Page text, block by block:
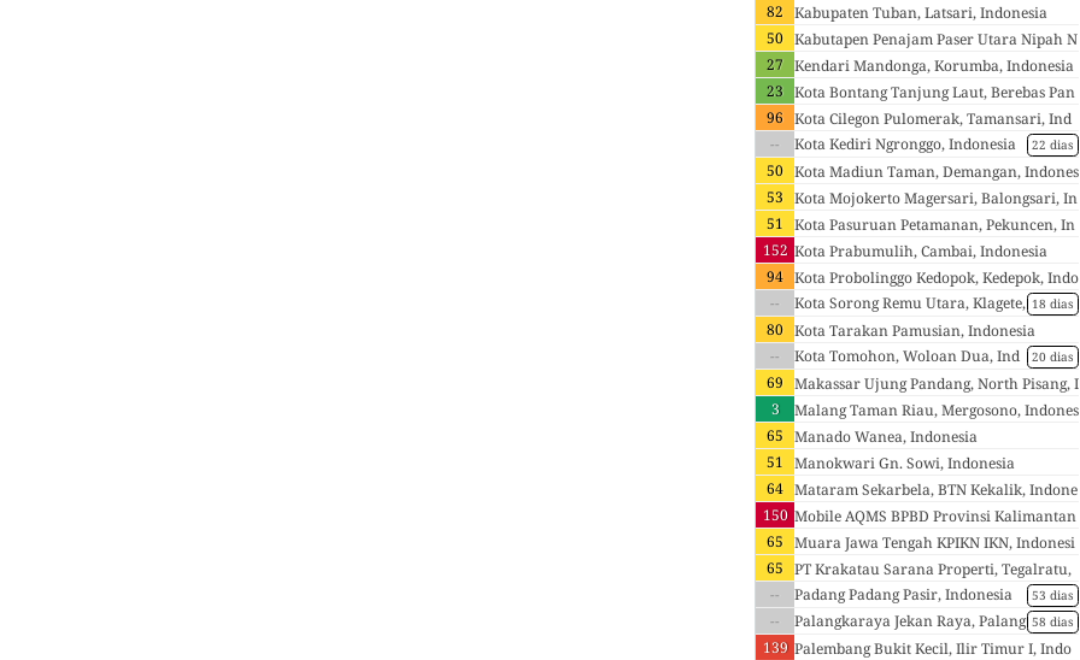
argajaya, Indonesia
82 Kabupaten Tuban, Latsari, Indonesia
50 Kabutapen Penajam Paser Utara Nipah N
ipah, Indonesia
27 Kendari Mandonga, Korumba, Indonesia
23 Kota Bontang Tanjung Laut, Berebas Pan
tai, Indonesia
96 Kota Cilegon Pulomerak, Tamansari, Ind
onesia
-- 22 dias
Kota Kediri Ngronggo, Indonesia
50 Kota Madiun Taman, Demangan, Indones
ia
53 Kota Mojokerto Magersari, Balongsari, In
donesia
51 Kota Pasuruan Petamanan, Pekuncen, In
donesia
152 Kota Prabumulih, Cambai, Indonesia
94 Kota Probolinggo Kedopok, Kedepok, Indo
nesia
-- 18 dias
Kota Sorong Remu Utara, Klagete,
Indonesia
80 Kota Tarakan Pamusian, Indonesia
--
20 dias
Kota Tomohon, Woloan Dua, Ind
onesia
69 Makassar Ujung Pandang, North Pisang, I
ndonesia
3
Malang Taman Riau, Mergosono, Indones
ia
65 Manado Wanea, Indonesia
51 Manokwari Gn. Sowi, Indonesia
64 Mataram Sekarbela, BTN Kekalik, Indone
sia
150 Mobile AQMS BPBD Provinsi Kalimantan
Tengah, Palangka Raya, Indonesia
65 Muara Jawa Tengah KPIKN IKN, Indonesi
a
65 PT Krakatau Sarana Properti, Tegalratu,
Indonesia
-- 53 dias
Padang Padang Pasir, Indonesia
--
58 dias
Palangkaraya Jekan Raya, Palang
ka Raya, Indonesia
139 Palembang Bukit Kecil, Ilir Timur I, Indo